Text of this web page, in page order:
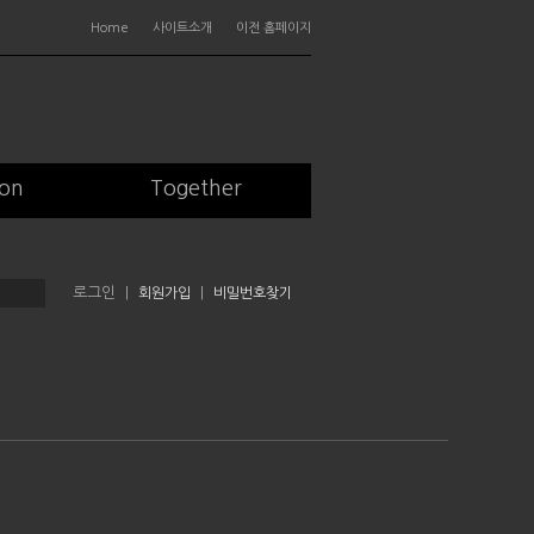
Home 사이트소개 이전 홈페이지
Together
회원가입 비밀번호찾기